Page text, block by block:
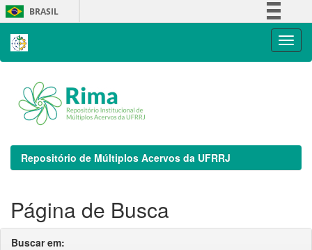
Skip
navigation
BRASIL
Repositório de Múltiplos Acervos da UFRRJ
Página de Busca
Buscar em: